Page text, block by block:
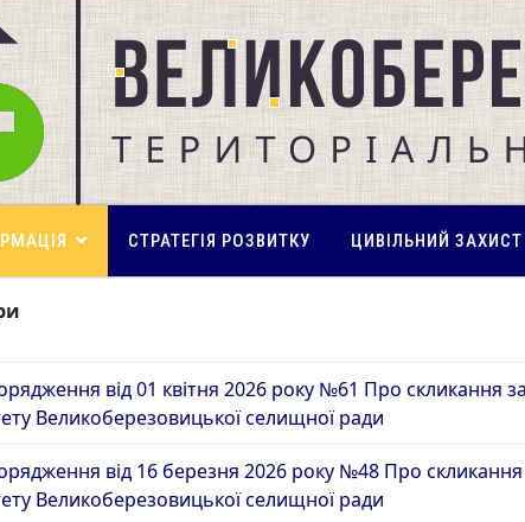
СТРАТЕГІЯ РОЗВИТКУ ЦИВІЛЬНИЙ ЗАХИСТ
від 01 квітня 2026 року №61 Про скликання
Великоберезовицької селищної ради
від 16 березня 2026 року №48 Про скликання
Великоберезовицької селищної ради